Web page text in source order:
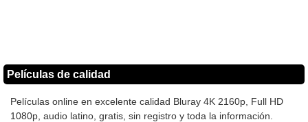
Películas de calidad
Películas online en excelente calidad Bluray 4K 2160p, Full HD
1080p, audio latino, gratis, sin registro y toda la información.